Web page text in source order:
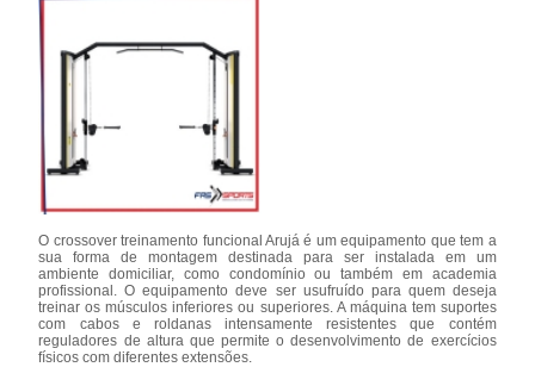
O crossover treinamento funcional Arujá é um equipamento que tem a
sua forma de montagem destinada para ser instalada em um
ambiente domiciliar, como condomínio ou também em academia
profissional. O equipamento deve ser usufruído para quem deseja
treinar os músculos inferiores ou superiores. A máquina tem suportes
com cabos e roldanas intensamente resistentes que contém
reguladores de altura que permite o desenvolvimento de exercícios
físicos com diferentes extensões.